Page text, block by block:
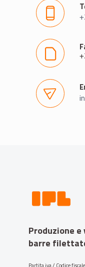
Produzione
barre